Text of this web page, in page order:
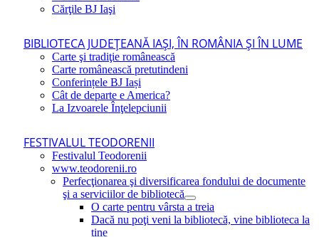
Cărţile BJ Iaşi
BIBLIOTECA JUDEŢEANĂ IAŞI, ÎN ROMÂNIA ŞI ÎN LUME
Carte şi tradiţie românească
Carte românească pretutindeni
Conferințele BJ Iași
Cât de departe e America?
La Izvoarele Înţelepciunii
FESTIVALUL TEODORENII
Festivalul Teodorenii
www.teodorenii.ro
Perfecţionarea şi diversificarea fondului de documente
şi a serviciilor de bibliotecă
O carte pentru vârsta a treia
Dacă nu poţi veni la bibliotecă, vine biblioteca la
tine